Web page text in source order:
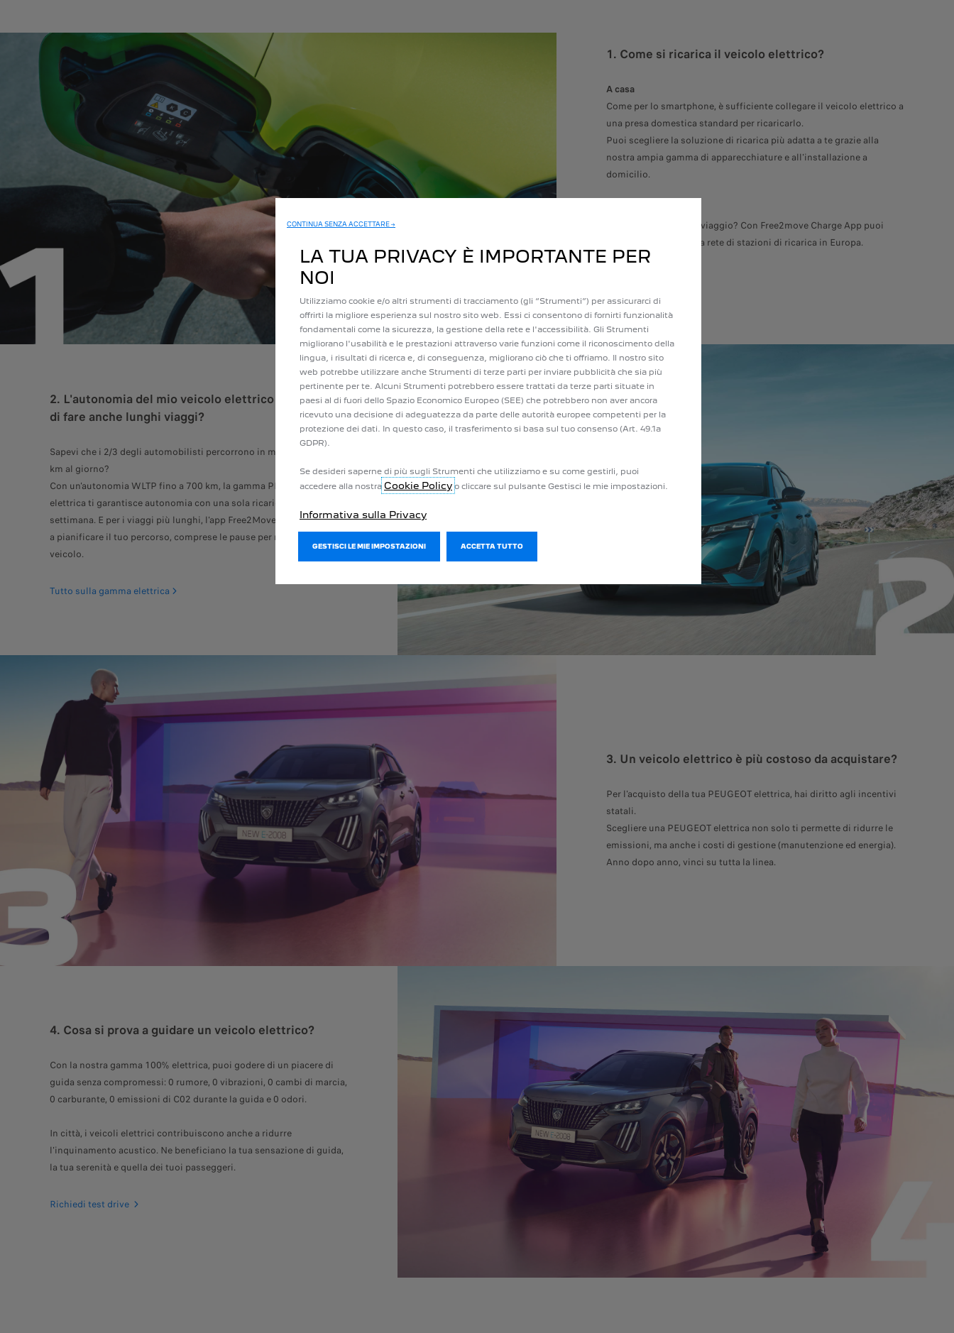
1. Come si ricarica il veicolo elettrico?
A casa
Come per lo smartphone, è sufficiente collegare il veicolo elettrico a
una presa domestica standard per ricaricarlo.
Puoi scegliere la soluzione di ricarica più adatta a te grazie alla
nostra ampia gamma di apparecchiature e all'installazione a
domicilio.
Hai in programma un viaggio? Con Free2move Charge App puoi
accedere alla più vasta rete di stazioni di ricarica in Europa.
Tutto sulla ricarica
2. L'autonomia del mio veicolo elettrico mi permette
di fare anche lunghi viaggi?
Sapevi che i 2/3 degli automobilisti percorrono in media meno di 50
km al giorno?
Con un'autonomia WLTP fino a 700 km, la gamma PEUGEOT 100%
elettrica ti garantisce autonomia con una sola ricarica completa a
settimana. E per i viaggi più lunghi, l'app Free2Move Charge ti aiuta
a pianificare il tuo percorso, comprese le pause per ricaricare il
veicolo.
Tutto sulla gamma elettrica
3. Un veicolo elettrico è più costoso da acquistare?
Per l'acquisto della tua PEUGEOT elettrica, hai diritto agli incentivi
statali.
Scegliere una PEUGEOT elettrica non solo ti permette di ridurre le
emissioni, ma anche i costi di gestione (manutenzione ed energia).
Anno dopo anno, vinci su tutta la linea.
4. Cosa si prova a guidare un veicolo elettrico?
Con la nostra gamma 100% elettrica, puoi godere di un piacere di
guida senza compromessi: 0 rumore, 0 vibrazioni, 0 cambi di marcia,
0 carburante, 0 emissioni di C02 durante la guida e 0 odori.
In città, i veicoli elettrici contribuiscono anche a ridurre
l'inquinamento acustico. Ne beneficiano la tua sensazione di guida,
la tua serenità e quella dei tuoi passeggeri.
Richiedi test drive
CONTINUA SENZA ACCETTARE →
LA TUA PRIVACY È IMPORTANTE PER
NOI
Utilizziamo cookie e/o altri strumenti di tracciamento (gli “Strumenti”) per assicurarci di
offrirti la migliore esperienza sul nostro sito web. Essi ci consentono di fornirti funzionalità
fondamentali come la sicurezza, la gestione della rete e l'accessibilità. Gli Strumenti
migliorano l'usabilità e le prestazioni attraverso varie funzioni come il riconoscimento della
lingua, i risultati di ricerca e, di conseguenza, migliorano ciò che ti offriamo. Il nostro sito
web potrebbe utilizzare anche Strumenti di terze parti per inviare pubblicità che sia più
pertinente per te. Alcuni Strumenti potrebbero essere trattati da terze parti situate in
paesi al di fuori dello Spazio Economico Europeo (SEE) che potrebbero non aver ancora
ricevuto una decisione di adeguatezza da parte delle autorità europee competenti per la
protezione dei dati. In questo caso, il trasferimento si basa sul tuo consenso (Art. 49.1a
GDPR).
Se desideri saperne di più sugli Strumenti che utilizziamo e su come gestirli, puoi
accedere alla nostra Cookie Policy o cliccare sul pulsante Gestisci le mie impostazioni.
Informativa sulla Privacy
GESTISCI LE MIE IMPOSTAZIONI ACCETTA TUTTO